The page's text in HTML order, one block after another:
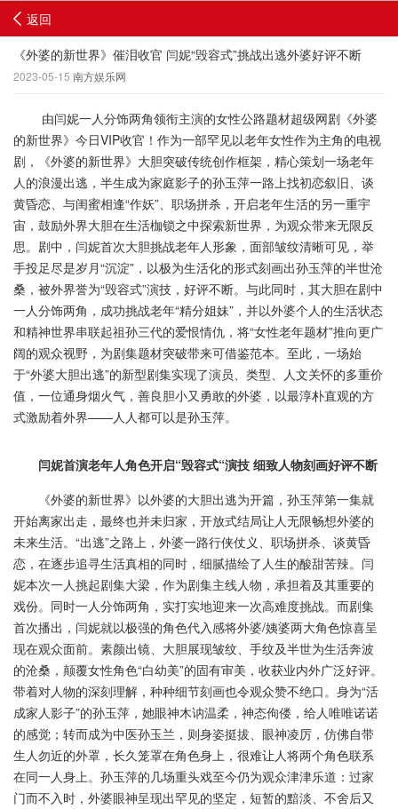
返回
《外婆的新世界》催泪收官 闫妮“毁容式”挑战出逃外婆好评不断
2023-05-15 南方娱乐网
由闫妮一人分饰两角领衔主演的女性公路题材超级网剧《外婆
的新世界》今日VIP收官！作为一部罕见以老年女性作为主角的电视
剧，《外婆的新世界》大胆突破传统创作框架，精心策划一场老年
人的浪漫出逃，半生成为家庭影子的孙玉萍一路上找初恋叙旧、谈
黄昏恋、与闺蜜相逢“作妖”、职场拼杀，开启老年生活的另一重宇
宙，鼓励外界大胆在生活枷锁之中探索新世界，为观众带来无限反
思。剧中，闫妮首次大胆挑战老年人形象，面部皱纹清晰可见，举
手投足尽是岁月“沉淀”，以极为生活化的形式刻画出孙玉萍的半世沧
桑，被外界誉为“毁容式”演技，好评不断。与此同时，其大胆在剧中
一人分饰两角，成功挑战老年“精分姐妹”，并以外婆个人的生活状态
和精神世界串联起祖孙三代的爱恨情仇，将“女性老年题材”推向更广
阔的观众视野，为剧集题材突破带来可借鉴范本。至此，一场始
于“外婆大胆出逃”的新型剧集实现了演员、类型、人文关怀的多重价
值，一位通身烟火气，善良胆小又勇敢的外婆，以最淳朴直观的方
式激励着外界——人人都可以是孙玉萍。
闫妮首演老年人角色开启“毁容式“演技 细致人物刻画好评不断
《外婆的新世界》以外婆的大胆出逃为开篇，孙玉萍第一集就
开始离家出走，最终也并未归家，开放式结局让人无限畅想外婆的
未来生活。“出逃”之路上，外婆一路行侠仗义、职场拼杀、谈黄昏
恋，在逐步追寻生活真相的同时，细腻描绘了人生的酸甜苦辣。闫
妮本次一人挑起剧集大梁，作为剧集主线人物，承担着及其重要的
戏份。同时一人分饰两角，实打实地迎来一次高难度挑战。而剧集
首次播出，闫妮就以极强的角色代入感将外婆/姨婆两大角色惊喜呈
现在观众面前。素颜出镜、大胆展现皱纹、手纹及半世为生活奔波
的沧桑，颠覆女性角色“白幼美”的固有审美，收获业内外广泛好评。
带着对人物的深刻理解，种种细节刻画也令观众赞不绝口。身为“活
成家人影子”的孙玉萍，她眼神木讷温柔，神态佝偻，给人唯唯诺诺
的感觉；转而成为中医孙玉兰，则身姿挺拔、眼神凌厉，仿佛自带
生人勿近的外罩，长久笼罩在角色身上，很难让人将两个角色联系
在同一人身上。孙玉萍的几场重头戏至今仍为观众津津乐道：过家
门而不入时，外婆眼神呈现出罕见的坚定，短暂的黯淡、不舍后又